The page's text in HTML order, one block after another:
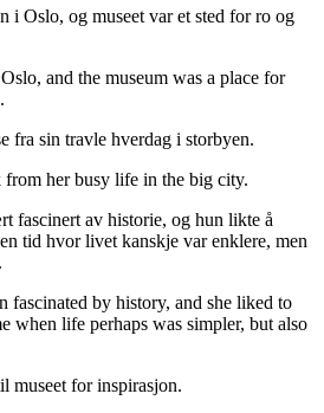
i Oslo, og museet var et sted for ro og
and the museum was a place for
fra sin travle hverdag i storbyen.
from her busy life in the big city.
fascinert av historie, og hun likte å
tid hvor livet kanskje var enklere, men
fascinated by history, and she liked to
when life perhaps was simpler, but also
museet for inspirasjon.